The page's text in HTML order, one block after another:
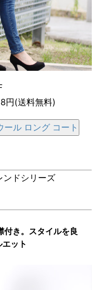
円(送料無料)
ル ロング コート
ンドシリーズ
付き。スタイルを良
ット